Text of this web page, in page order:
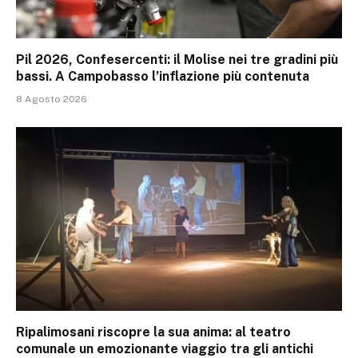
Pil 2026, Confesercenti: il Molise nei tre gradini più
bassi. A Campobasso l’inflazione più contenuta
8 Agosto 2026
Ripalimosani riscopre la sua anima: al teatro
comunale un emozionante viaggio tra gli antichi